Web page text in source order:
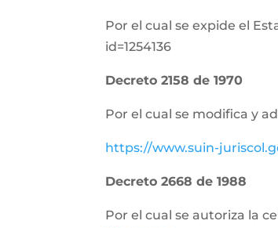
Por el cual se expide el
id=1254136
Decreto 2158 de 1970
Por el cual se modifica y
https://www.suin-
Decreto 2668 de 1988
Por el cual se autoriza la